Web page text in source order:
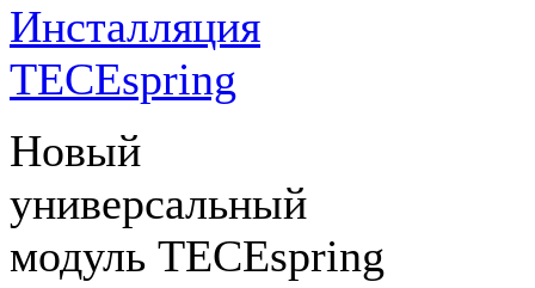
Инсталляция
TECEspring
Новый
универсальный
модуль TECEspring